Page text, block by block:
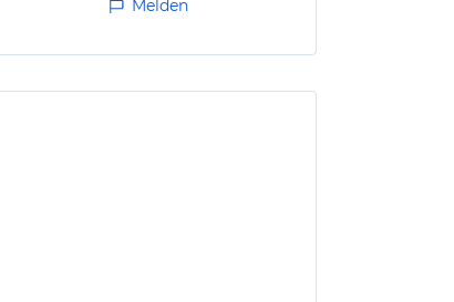
Melden